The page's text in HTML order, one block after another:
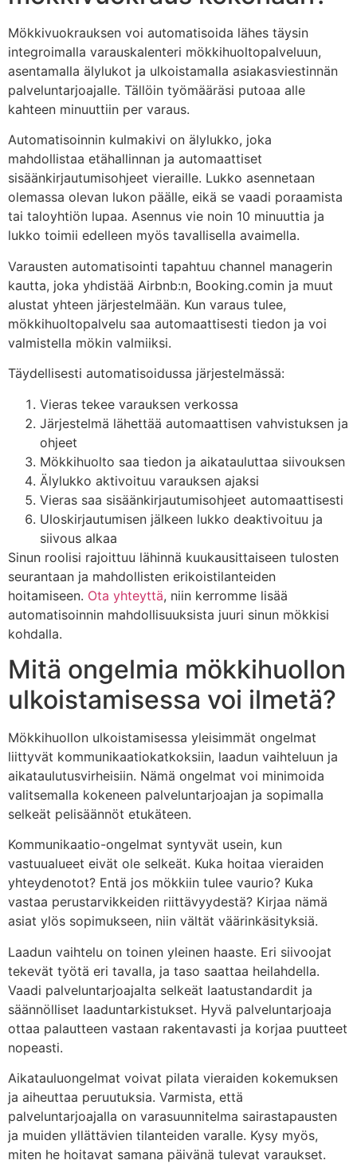
Mökkivuokrauksen voi automatisoida lähes täysin
integroimalla varauskalenteri mökkihuoltopalveluun,
asentamalla älylukot ja ulkoistamalla asiakasviestinnän
palveluntarjoajalle. Tällöin työmääräsi putoaa alle
kahteen minuuttiin per varaus.
Automatisoinnin kulmakivi on älylukko, joka
mahdollistaa etähallinnan ja automaattiset
sisäänkirjautumisohjeet vieraille. Lukko asennetaan
olemassa olevan lukon päälle, eikä se vaadi poraamista
tai taloyhtiön lupaa. Asennus vie noin 10 minuuttia ja
lukko toimii edelleen myös tavallisella avaimella.
Varausten automatisointi tapahtuu channel managerin
kautta, joka yhdistää Airbnb:n, Booking.comin ja muut
alustat yhteen järjestelmään. Kun varaus tulee,
mökkihuoltopalvelu saa automaattisesti tiedon ja voi
valmistella mökin valmiiksi.
Täydellisesti automatisoidussa järjestelmässä:
Vieras tekee varauksen verkossa
Järjestelmä lähettää automaattisen vahvistuksen ja
ohjeet
Mökkihuolto saa tiedon ja aikatauluttaa siivouksen
Älylukko aktivoituu varauksen ajaksi
Vieras saa sisäänkirjautumisohjeet automaattisesti
Uloskirjautumisen jälkeen lukko deaktivoituu ja
siivous alkaa
Sinun roolisi rajoittuu lähinnä kuukausittaiseen tulosten
seurantaan ja mahdollisten erikoistilanteiden
hoitamiseen. Ota yhteyttä, niin kerromme lisää
automatisoinnin mahdollisuuksista juuri sinun mökkisi
kohdalla.
Mitä ongelmia mökkihuollon
ulkoistamisessa voi ilmetä?
Mökkihuollon ulkoistamisessa yleisimmät ongelmat
liittyvät kommunikaatiokatkoksiin, laadun vaihteluun ja
aikataulutusvirheisiin. Nämä ongelmat voi minimoida
valitsemalla kokeneen palveluntarjoajan ja sopimalla
selkeät pelisäännöt etukäteen.
Kommunikaatio-ongelmat syntyvät usein, kun
vastuualueet eivät ole selkeät. Kuka hoitaa vieraiden
yhteydenotot? Entä jos mökkiin tulee vaurio? Kuka
vastaa perustarvikkeiden riittävyydestä? Kirjaa nämä
asiat ylös sopimukseen, niin vältät väärinkäsityksiä.
Laadun vaihtelu on toinen yleinen haaste. Eri siivoojat
tekevät työtä eri tavalla, ja taso saattaa heilahdella.
Vaadi palveluntarjoajalta selkeät laatustandardit ja
säännölliset laaduntarkistukset. Hyvä palveluntarjoaja
ottaa palautteen vastaan rakentavasti ja korjaa puutteet
nopeasti.
Aikatauluongelmat voivat pilata vieraiden kokemuksen
ja aiheuttaa peruutuksia. Varmista, että
palveluntarjoajalla on varasuunnitelma sairastapausten
ja muiden yllättävien tilanteiden varalle. Kysy myös,
miten he hoitavat samana päivänä tulevat varaukset.